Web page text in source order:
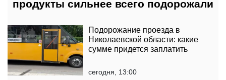
продукты сильнее всего подорожали
Подорожание проезда в
Николаевской области: какие
сумме придется заплатить
сегодня, 13:00